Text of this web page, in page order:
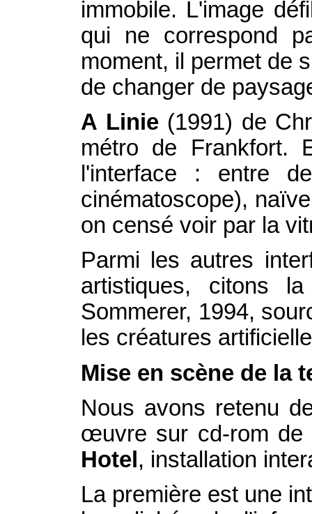
immobile. L'image
qui ne correspond
moment, il permet de
de changer de
A Linie(1991) de
métro de Frankfort.
l'interface : entre
cinématoscope),
on censé voir par la
Parmi les autres
artistiques, citons
Sommerer, 1994,
les créatures
Mise en scène de la
Nous avons retenu
œuvre sur cd-rom de
Hotel , installation
La première est une